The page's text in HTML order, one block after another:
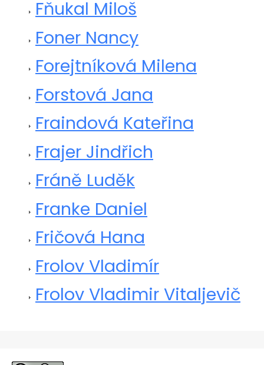
Fňukal Miloš
Foner Nancy
Forejtníková Milena
Forstová Jana
Fraindová Kateřina
Frajer Jindřich
Fráně Luděk
Franke Daniel
Fričová Hana
Frolov Vladimír
Frolov Vladimir Vitaljevič